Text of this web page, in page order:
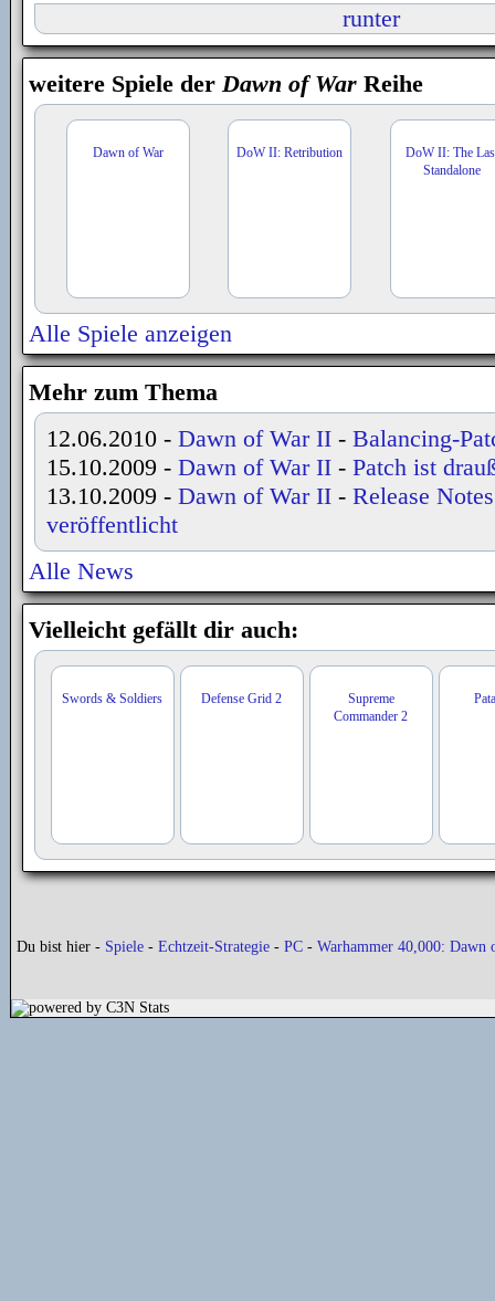
runter
weitere Spiele der Dawn of War Reihe
Dawn of War DoW II: Retribution
DoW II: The
Standalone
Alle Spiele anzeigen
Mehr zum Thema
12.06.2010 - Dawn of War II - Balancing-
15.10.2009 - Dawn of War II - Patch ist
13.10.2009 - Dawn of War II - Release
veröffentlicht
Alle News
Vielleicht gefällt dir auch:
Swords & Soldiers Defense Grid 2
Supreme
Commander 2
Du bist hier - Spiele - Echtzeit-Strategie - PC - Warhammer 40,000: Dawn